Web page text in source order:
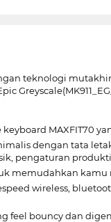
teknologi
MAXFIT70
dengan tata
pengaturan
memudahkan
wireless,
bouncy dan